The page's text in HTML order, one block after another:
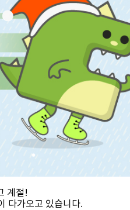
계절!
다가오고 있습니다.